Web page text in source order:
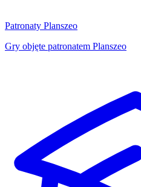
Patronaty Planszeo
Gry objęte patronatem Planszeo